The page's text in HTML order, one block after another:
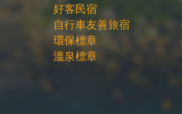
好客民宿
自行車友善旅宿
環保標章
溫泉標章